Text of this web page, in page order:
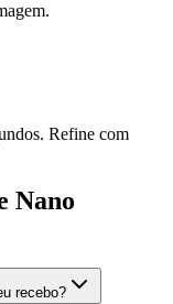
Refine com
Nano
recebo?